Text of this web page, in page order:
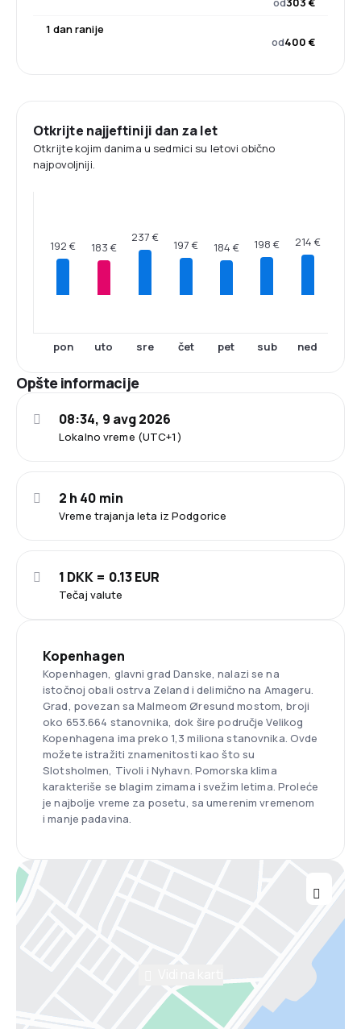
1 dan ranije
od400 €
Otkrijte najjeftiniji dan za let
Otkrijte kojim danima u sedmici su letovi obično
najpovoljniji.
192 €
pon
183 €
uto
237 €
sre
197 €
čet
184 €
pet
198 €
sub
214 €
ned
Opšte informacije
Lokalno vreme (UTC+1)
08:34, 9 avg 2026
Vreme trajanja leta iz Podgorice
2 h 40 min
Tečaj valute
1 DKK = 0.13 EUR
Kopenhagen
Kopenhagen, glavni grad Danske, nalazi se na
istočnoj obali ostrva Zeland i delimično na Amageru.
Grad, povezan sa Malmeom Øresund mostom, broji
oko 653.664 stanovnika, dok šire područje Velikog
Kopenhagena ima preko 1,3 miliona stanovnika. Ovde
možete istražiti znamenitosti kao što su
Slotsholmen, Tivoli i Nyhavn. Pomorska klima
karakteriše se blagim zimama i svežim letima. Proleće
je najbolje vreme za posetu, sa umerenim vremenom
i manje padavina.